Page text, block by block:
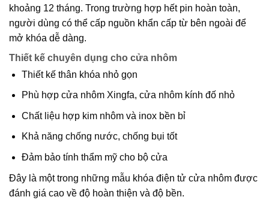
khoảng 12 tháng. Trong trường hợp hết pin hoàn toàn,
người dùng có thể cấp nguồn khẩn cấp từ bên ngoài để
mở khóa dễ dàng.
Thiết kế chuyên dụng cho cửa nhôm
Thiết kế thân khóa nhỏ gọn
Phù hợp cửa nhôm Xingfa, cửa nhôm kính đố nhỏ
Chất liệu hợp kim nhôm và inox bền bỉ
Khả năng chống nước, chống bụi tốt
Đảm bảo tính thẩm mỹ cho bộ cửa
Đây là một trong những mẫu khóa điện tử cửa nhôm được
đánh giá cao về độ hoàn thiện và độ bền.